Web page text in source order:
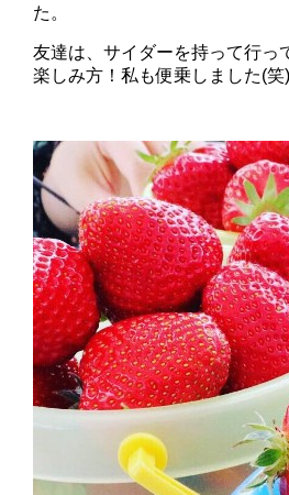
た。
友達は、サイダーを持って行っ
楽しみ方！私も便乗しました(笑)